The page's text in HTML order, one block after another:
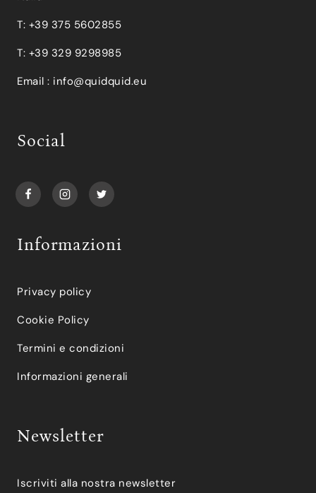
T: +39 375 5602855
T: +39 329 9298985
Email : info@quidquid.eu
Social
Informazioni
Privacy policy
Cookie Policy
Termini e condizioni
Informazioni generali
Newsletter
Iscriviti alla nostra newsletter